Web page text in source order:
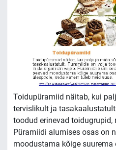
Toidupüramiid näitab, kui
tervislikult ja
toodud erinevad
Püramiidi alumises osas on
moodustama kõige suurema